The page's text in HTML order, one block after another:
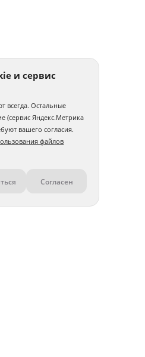
и сервис
всегда. Остальные
(сервис Яндекс.Метрика
вашего согласия.
файлов
Согласен